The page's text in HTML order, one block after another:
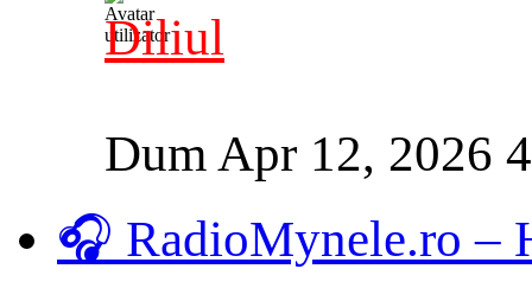
Diliul
Dum Apr 12, 2026
🎧 RadioMynele.ro –